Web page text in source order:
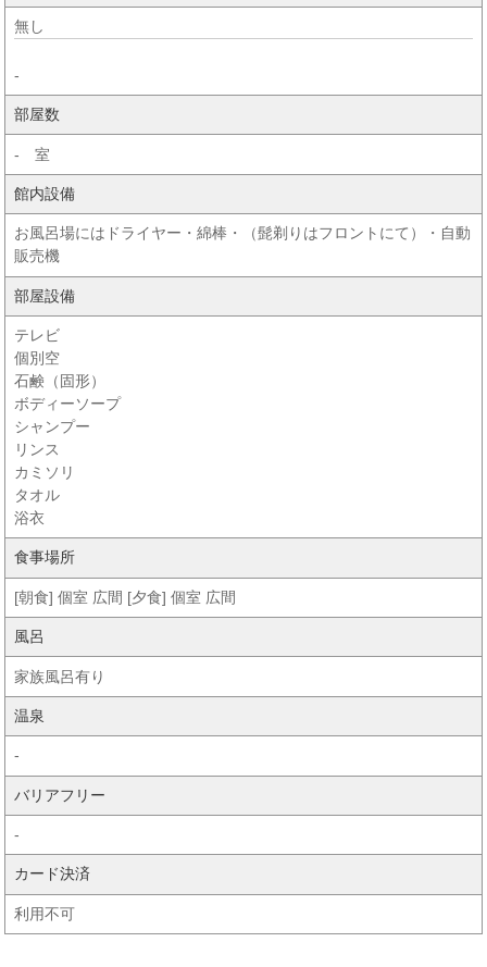
無し
-
部屋数
- 室
館内設備
お風呂場にはドライヤー・綿棒・（髭剃りはフロントにて）・自動
販売機
部屋設備
テレビ
個別空
石鹸（固形）
ボディーソープ
シャンプー
リンス
カミソリ
タオル
浴衣
食事場所
[朝食] 個室 広間 [夕食] 個室 広間
風呂
家族風呂有り
温泉
-
バリアフリー
-
カード決済
利用不可